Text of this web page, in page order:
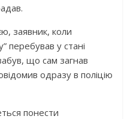
заявник, коли
перебував у стані
що сам загнав
одразу в поліцію
понести